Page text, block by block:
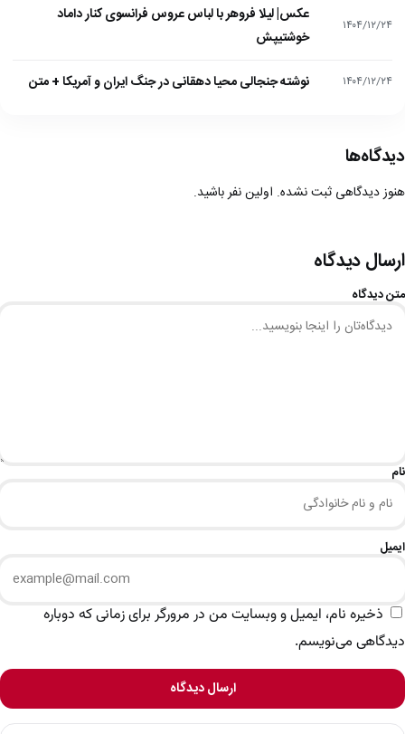
۱۴۰۴/۱۲/۲۴
عکس| لیلا فروهر با لباس عروس فرانسوی کنار داماد
خوشتیپش
۱۴۰۴/۱۲/۲۴ نوشته جنجالی محیا دهقانی در جنگ ایران و آمریکا + متن
دیدگاه‌ها
هنوز دیدگاهی ثبت نشده. اولین نفر باشید.
ارسال دیدگاه
متن دیدگاه
نام
ایمیل
ذخیره نام، ایمیل و وبسایت من در مرورگر برای زمانی که دوباره
دیدگاهی می‌نویسم.
ارسال دیدگاه